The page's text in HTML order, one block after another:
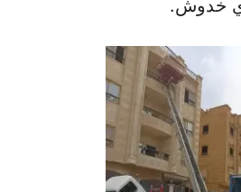
خدوش.